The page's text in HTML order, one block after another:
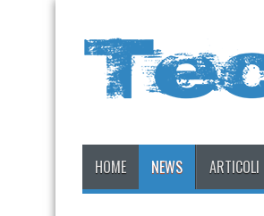
HOME NEWS ARTICOLI